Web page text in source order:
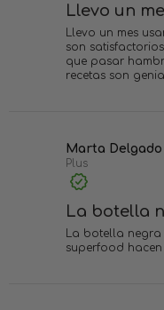
Llevo un
Llevo un mes
son
que pasar
recetas son
Marta Delgado
Plus
La botella
La botella negra
superfood